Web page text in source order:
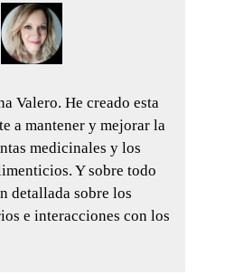
Valero. He creado esta
a mantener y mejorar la
medicinales y los
Y sobre todo
detallada sobre los
e interacciones con los